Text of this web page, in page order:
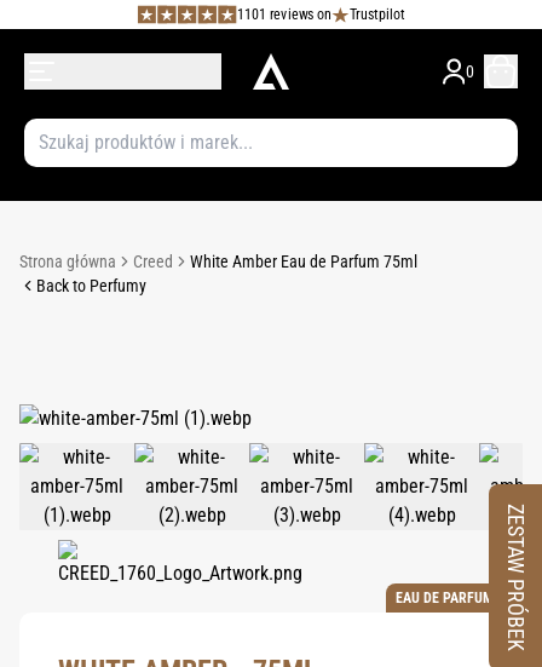
1101 reviews on Trustpilot
0
Strona główna Creed
White Amber Eau de Parfum 75ml
Back to Perfumy
EAU DE PARFUM ZESTAW PRÓBEK